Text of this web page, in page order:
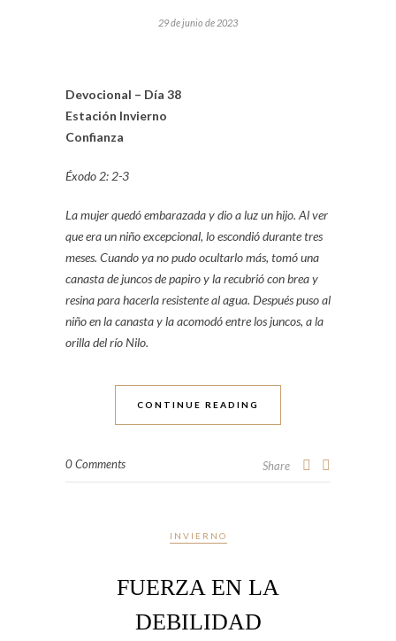
29 de junio de 2023
Devocional – Día 38
Estación Invierno
Confianza
Éxodo 2: 2-3
La mujer quedó embarazada y dio a luz un hijo. Al ver
que era un niño excepcional, lo escondió durante tres
meses. Cuando ya no pudo ocultarlo más, tomó una
canasta de juncos de papiro y la recubrió con brea y
resina para hacerla resistente al agua. Después puso al
niño en la canasta y la acomodó entre los juncos, a la
orilla del río Nilo.
CONTINUE READING
0 Comments Share
INVIERNO
FUERZA EN LA
DEBILIDAD